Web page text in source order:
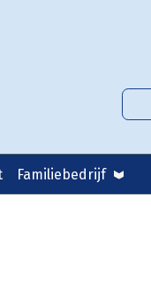
Familiebedrijf